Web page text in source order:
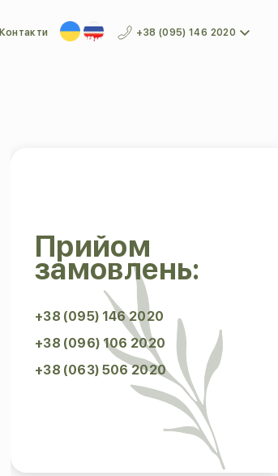
Контакти +38 (095) 146 2020
Прийом
замовлень:
+38 (095) 146 2020
+38 (096) 106 2020
+38 (063) 506 2020